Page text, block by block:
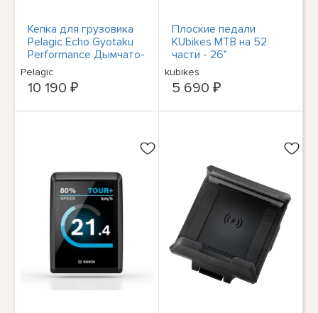
Кепка для грузовика
Pelagic Echo Gyotaku
Performance Дымчато-
голубая Mütze Kappe
Pelagic
10 190 ₽
Плоские педали
KUbikes MTB на 52
части - 26"
kubikes
5 690 ₽